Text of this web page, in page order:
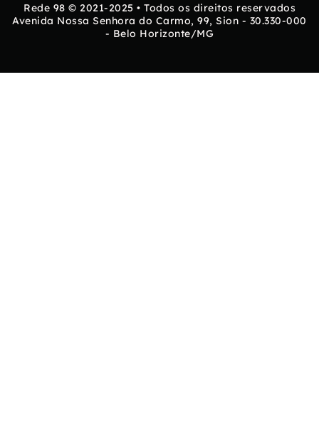
Rede 98 © 2021-2025 • Todos os direitos reservados
Avenida Nossa Senhora do Carmo, 99, Sion - 30.330-000
- Belo Horizonte/MG